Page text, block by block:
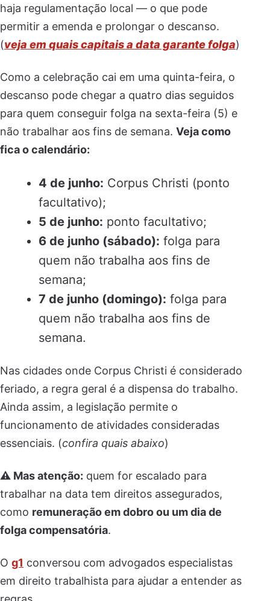
haja regulamentação local — o que pode
permitir a emenda e prolongar o descanso.
(veja em quais capitais a data garante folga)
Como a celebração cai em uma quinta-feira, o
descanso pode chegar a quatro dias seguidos
para quem conseguir folga na sexta-feira (5) e
não trabalhar aos fins de semana. Veja como
fica o calendário:
4 de junho: Corpus Christi (ponto
facultativo);
5 de junho: ponto facultativo;
6 de junho (sábado): folga para
quem não trabalha aos fins de
semana;
7 de junho (domingo): folga para
quem não trabalha aos fins de
semana.
Nas cidades onde Corpus Christi é considerado
feriado, a regra geral é a dispensa do trabalho.
Ainda assim, a legislação permite o
funcionamento de atividades consideradas
essenciais. (confira quais abaixo)
⚠️ Mas atenção: quem for escalado para
trabalhar na data tem direitos assegurados,
como remuneração em dobro ou um dia de
folga compensatória.
O g1 conversou com advogados especialistas
em direito trabalhista para ajudar a entender as